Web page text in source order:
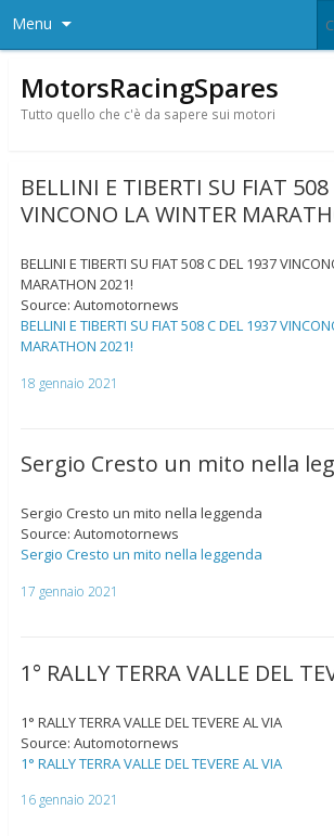
Menu
MotorsRacingSpares
Tutto quello che c'è da sapere sui motori
BELLINI E TIBERTI SU FIAT
VINCONO LA WINTER
BELLINI E TIBERTI SU FIAT 508 C DEL 1937
MARATHON 2021!
Source: Automotornews
BELLINI E TIBERTI SU FIAT 508 C DEL 1937
MARATHON 2021!
18 gennaio 2021
Sergio Cresto un mito nella
Sergio Cresto un mito nella leggenda
Source: Automotornews
Sergio Cresto un mito nella leggenda
17 gennaio 2021
1° RALLY TERRA VALLE DEL
1° RALLY TERRA VALLE DEL TEVERE AL VIA
Source: Automotornews
1° RALLY TERRA VALLE DEL TEVERE AL VIA
16 gennaio 2021